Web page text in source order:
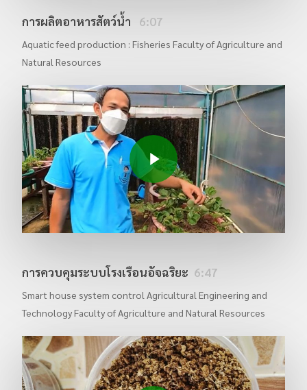
การผลิตอาหารสัตว์น้ำ 6:07
Aquatic feed production : Fisheries Faculty of Agriculture and
Natural Resources
Play Video
การควบคุมระบบโรงเรือนอัจฉริยะ 6:47
Smart house system control Agricultural Engineering and
Technology Faculty of Agriculture and Natural Resources
Play Video